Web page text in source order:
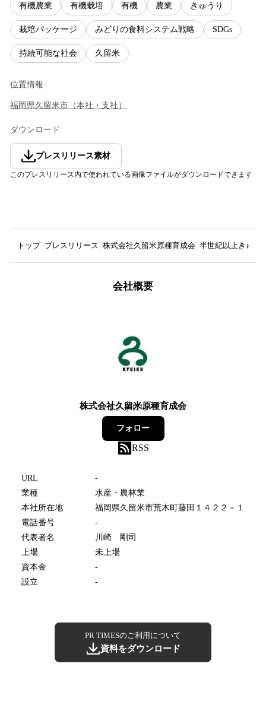
有機農業 有機栽培 有機 農業 きゅうり
栽培パッケージ みどりの食料システム戦略 SDGs
持続可能な社会 久留米
位置情報
福岡県久留米市 （本社・支社 ）
ダウンロード
プレスリリース素材
このプレスリリース内で使われている画像ファイルがダウンロードできます
トップ プレスリリース 株式会社久留米原種育成会 半世紀以上きゅう
会社概要
株式会社久留米原種育成会
1フォロワー
フォロー
RSS
URL
-
業種
水産・農林業
本社所在地
福岡県久留米市荒木町藤田１４２２－１
電話番号
-
代表者名
川崎 剛司
上場
未上場
資本金
-
設立
-
PR TIMESのご利用について
資料をダウンロード